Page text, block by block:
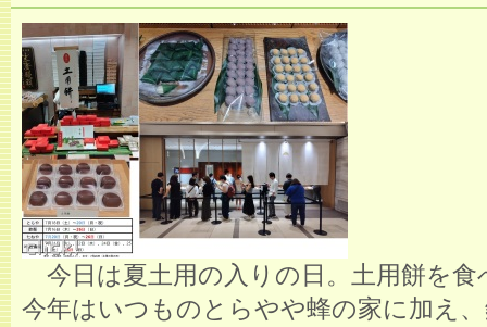
今日は夏土用の入りの日。土用餅を食
今年はいつものとらやや蜂の家に加え